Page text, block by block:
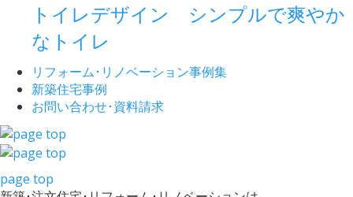
トイレデザイン シンプルで爽やか
なトイレ
リフォーム･ リノベーション事例集
新築住宅事例
お問い合わせ･資料請求
page top